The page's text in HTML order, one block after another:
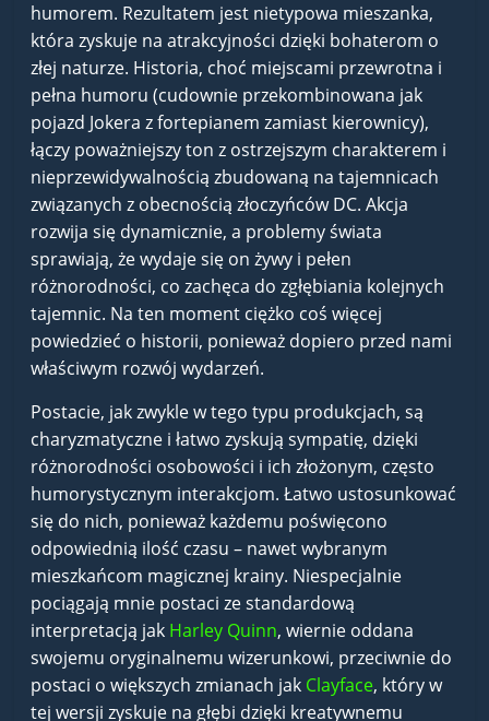
humorem. Rezultatem jest nietypowa mieszanka,
która zyskuje na atrakcyjności dzięki bohaterom o
złej naturze. Historia, choć miejscami przewrotna i
pełna humoru (cudownie przekombinowana jak
pojazd Jokera z fortepianem zamiast kierownicy),
łączy poważniejszy ton z ostrzejszym charakterem i
nieprzewidywalnością zbudowaną na tajemnicach
związanych z obecnością złoczyńców DC. Akcja
rozwija się dynamicznie, a problemy świata
sprawiają, że wydaje się on żywy i pełen
różnorodności, co zachęca do zgłębiania kolejnych
tajemnic. Na ten moment ciężko coś więcej
powiedzieć o historii, ponieważ dopiero przed nami
właściwym rozwój wydarzeń.
Postacie, jak zwykle w tego typu produkcjach, są
charyzmatyczne i łatwo zyskują sympatię, dzięki
różnorodności osobowości i ich złożonym, często
humorystycznym interakcjom. Łatwo ustosunkować
się do nich, ponieważ każdemu poświęcono
odpowiednią ilość czasu – nawet wybranym
mieszkańcom magicznej krainy. Niespecjalnie
pociągają mnie postaci ze standardową
interpretacją jak Harley Quinn, wiernie oddana
swojemu oryginalnemu wizerunkowi, przeciwnie do
postaci o większych zmianach jak Clayface, który w
tej wersji zyskuje na głębi dzięki kreatywnemu